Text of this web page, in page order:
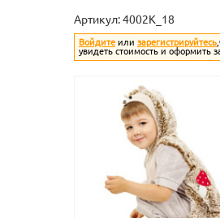
Артикул:4002K_18
Войдите или зарегистрируйтесь
увидеть стоимость и оформить